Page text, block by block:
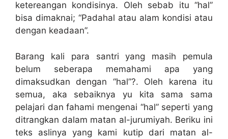
ketereangan kondisinya. Oleh sebab itu “hal”
bisa dimaknai; “Padahal atau alam kondisi atau
dengan keadaan”.
Barang kali para santri yang masih pemula
belum seberapa memahami apa yang
dimaksudkan dengan “hal”?. Oleh karena itu
semua, aka sebaiknya yu kita sama sama
pelajari dan fahami mengenai “hal” seperti yang
ditrangkan dalam matan al-jurumiyah. Beriku ini
teks aslinya yang kami kutip dari matan al-